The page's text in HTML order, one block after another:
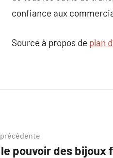
confiance aux
Source à propos de plan
pouvoir des bijoux